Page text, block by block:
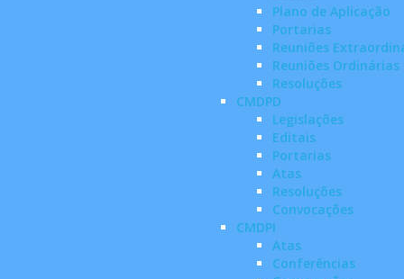
Plano de Aplicação
Portarias
Reuniões
Reuniões Ordinárias
Resoluções
CMDPD
Legislações
Editais
Portarias
Atas
Resoluções
Convocações
CMDPI
Atas
Conferências